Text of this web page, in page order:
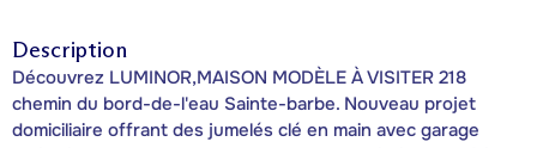
Description
Découvrez LUMINOR,MAISON MODÈLE À VISITER 218
chemin du bord-de-l'eau Sainte-barbe. Nouveau projet
domiciliaire offrant des jumelés clé en main avec garage